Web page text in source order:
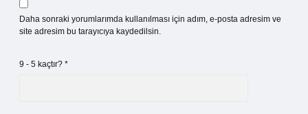
Daha sonraki yorumlarımda kullanılması için adım, e-posta adresim ve
site adresim bu tarayıcıya kaydedilsin.
9 - 5 kaçtır? *